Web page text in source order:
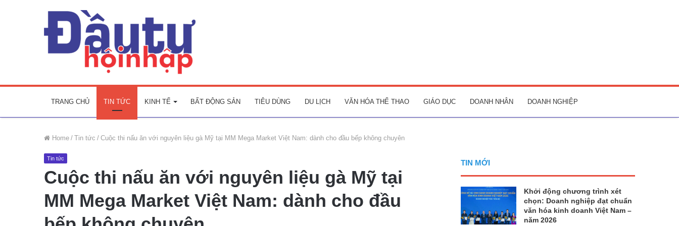
TRANG CHỦ TIN TỨC KINH TẾ BẤT ĐỘNG SẢN TIÊU DÙNG DU LỊCH VĂN HÓA THỂ THAO GIÁO DỤC DOANH NHÂN DOANH NGHIỆP
Home / Tin tức / Cuộc thi nấu ăn với nguyên liệu gà Mỹ tại MM Mega Market Việt Nam: dành cho đầu bếp không chuyên
Tin tức
Cuộc thi nấu ăn với nguyên liệu gà Mỹ tại
MM Mega Market Việt Nam: dành cho đầu
TIN MỚI
Khởi động chương trình xét
chọn: Doanh nghiệp đạt chuẩn
văn hóa kinh doanh Việt Nam –
năm 2026